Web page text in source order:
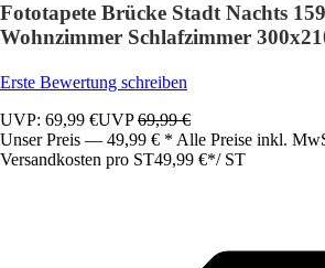
Fototapete Brücke Stadt Nachts
Wohnzimmer Schlafzimmer
Erste Bewertung schreiben
UVP: 69,99 €UVP69,99 €
Unser Preis — 49,99 € * Alle Preise inkl.
Versandkosten pro ST49,99 €*/ ST